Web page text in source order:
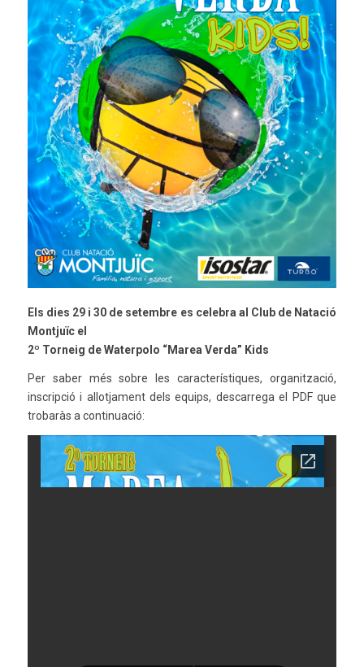
Els dies 29 i 30 de setembre es celebra al Club de Natació
Montjuïc el
2º Torneig de Waterpolo “Marea Verda” Kids
Per saber més sobre les característiques, organització,
inscripció i allotjament dels equips, descarrega el PDF que
trobaràs a continuació: